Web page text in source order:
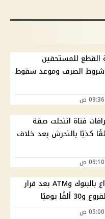
القطع للمستحقين
الصرف وموعد سقوط
فتاة انتحلت صفة
كذبًا بالتحرش بعد خلاف
حدود السحب والإيداع بالبنوك وATM بعد قرار